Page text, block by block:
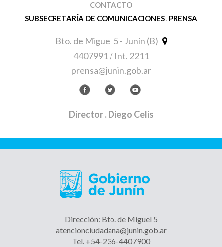
CONTACTO
SUBSECRETARÍA DE COMUNICACIONES . PRENSA
Bto. de Miguel 5 - Junín (B)
4407991 / Int. 2211
prensa@junin.gob.ar
Director. Diego Celis
Dirección: Bto. de Miguel 5
atencionciudadana@junin.gob.ar
Tel. +54-236-4407900